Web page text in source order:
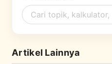
Artikel Lainnya